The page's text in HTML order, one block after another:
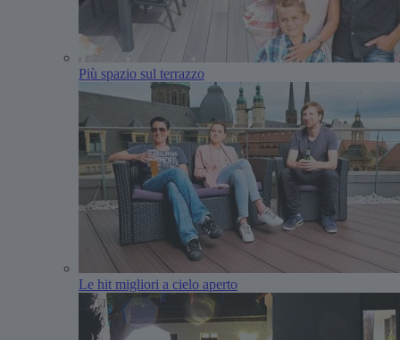
Più spazio sul terrazzo
Le hit migliori a cielo aperto